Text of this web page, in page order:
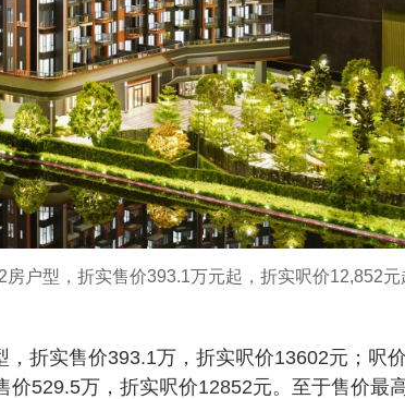
户型，折实售价393.1万元起，折实呎价12,852元
折实售价393.1万，折实呎价13602元；呎
529.5万，折实呎价12852元。至于售价最